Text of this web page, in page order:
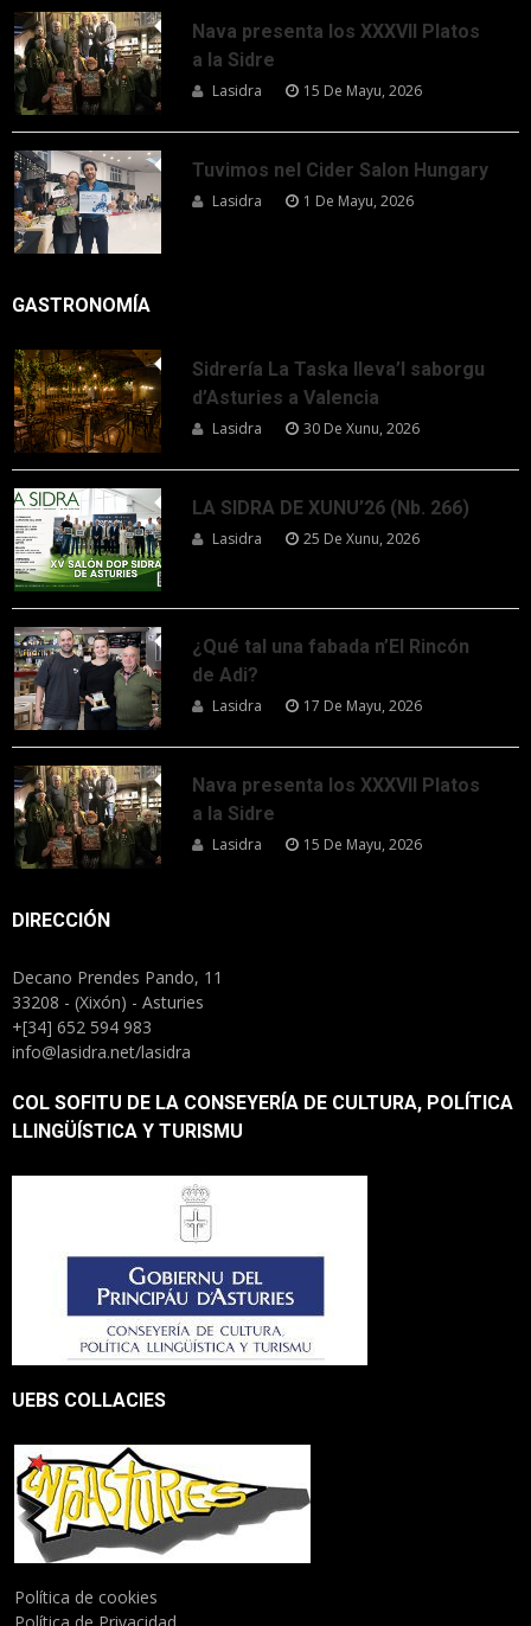
Nava presenta los XXXVII Platos
a la Sidre
Lasidra 15 De Mayu, 2026
Tuvimos nel Cider Salon Hungary
Lasidra 1 De Mayu, 2026
GASTRONOMÍA
Sidrería La Taska lleva’l saborgu
d’Asturies a Valencia
Lasidra 30 De Xunu, 2026
LA SIDRA DE XUNU’26 (Nb. 266)
Lasidra 25 De Xunu, 2026
¿Qué tal una fabada n’El Rincón
de Adi?
Lasidra 17 De Mayu, 2026
Nava presenta los XXXVII Platos
a la Sidre
Lasidra 15 De Mayu, 2026
DIRECCIÓN
Decano Prendes Pando, 11
33208 - (Xixón) - Asturies
+[34] 652 594 983
info@lasidra.net/lasidra
COL SOFITU DE LA CONSEYERÍA DE CULTURA, POLÍTICA
LLINGÜÍSTICA Y TURISMU
UEBS COLLACIES
Política de cookies